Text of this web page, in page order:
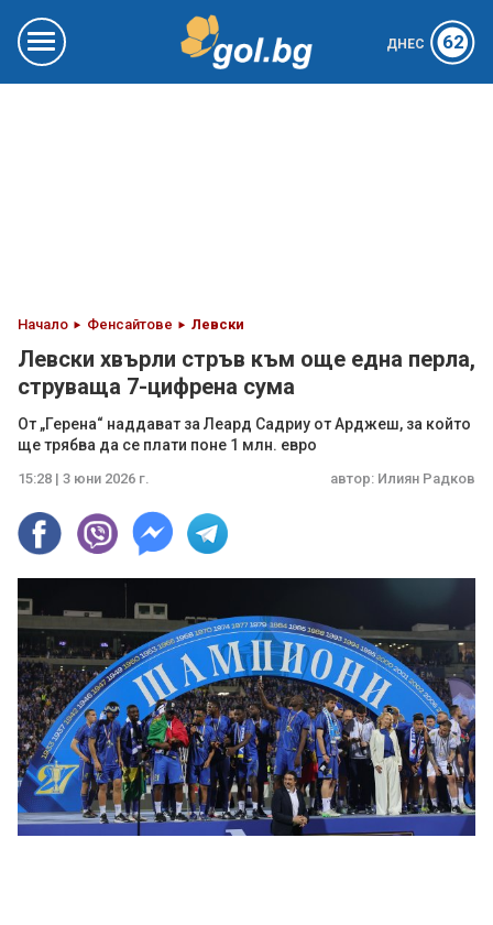
ДНЕС 62
Начало Фенсайтове Левски
Левски хвърли стръв към още една перла,
струваща 7-цифрена сума
От „Герена“ наддават за Леард Садриу от Арджеш, за който
ще трябва да се плати поне 1 млн. евро
15:28 | 3 юни 2026 г. автор: Илиян Радков